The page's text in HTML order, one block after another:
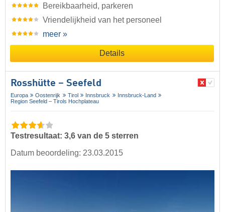
Bereikbaarheid, parkeren
Vriendelijkheid van het personeel
meer »
Details
Rosshütte – Seefeld
Europa Oostenrijk Tirol Innsbruck
Innsbruck-Land
Region Seefeld – Tirols Hochplateau
Testresultaat: 3,6 van de 5 sterren
Datum beoordeling: 23.03.2015